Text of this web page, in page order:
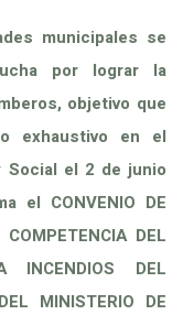
municipales se
por lograr la
objetivo que
exhaustivo en el
Social el 2 de junio
el CONVENIO DE
DEL
INCENDIOS DEL
MINISTERIO DE